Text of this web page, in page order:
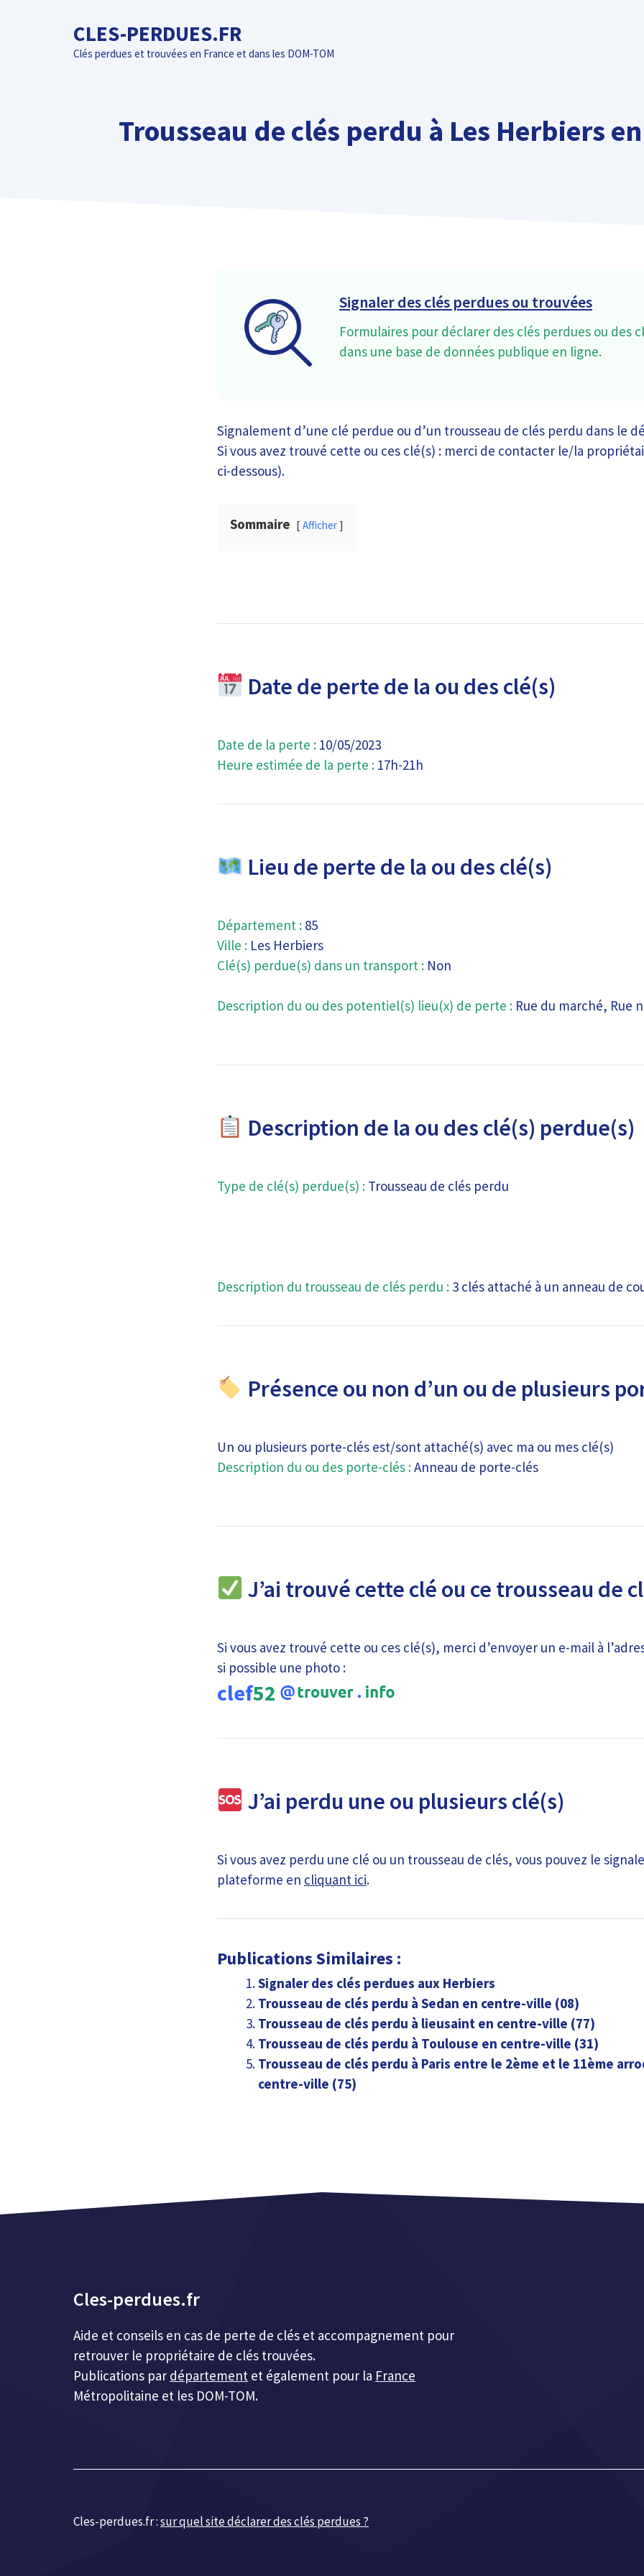
CLES-PERDUES.FR
Clés perdues et trouvées en France et dans les DOM-TOM
Trousseau de clés perdu à Les Herbiers
Signaler des clés perdues ou trouvées
Formulaires pour déclarer des clés perdues ou des
dans une base de données publique en ligne.
Signalement d’une clé perdue ou d’un trousseau de clés perdu dans le
Si vous avez trouvé cette ou ces clé(s) : merci de contacter le/la
ci-dessous).
Sommaire Afficher
Date de perte de la ou des clé(s)
Date de la perte : 10/05/2023
Heure estimée de la perte : 17h-21h
Lieu de perte de la ou des clé(s)
Département : 85
Ville : Les Herbiers
Clé(s) perdue(s) dans un transport : Non
Description du ou des potentiel(s) lieu(x) de perte : Rue du marché, Rue
Description de la ou des clé(s) perdue(s)
Type de clé(s) perdue(s) : Trousseau de clés perdu
Description du trousseau de clés perdu : 3 clés attaché à un anneau de
Présence ou non d’un ou de plusieurs
Un ou plusieurs porte-clés est/sont attaché(s) avec ma ou mes clé(s)
Description du ou des porte-clés :Anneau de porte-clés
J’ai trouvé cette clé ou ce trousseau de
Si vous avez trouvé cette ou ces clé(s), merci d’envoyer un e-mail à
si possible une photo :
clef52
J’ai perdu une ou plusieurs clé(s)
Si vous avez perdu une clé ou un trousseau de clés, vous pouvez le
plateforme en cliquant ici.
Publications Similaires :
Signaler des clés perdues aux Herbiers
Trousseau de clés perdu à Sedan en centre-ville (08)
Trousseau de clés perdu à lieusaint en centre-ville (77)
Trousseau de clés perdu à Toulouse en centre-ville (31)
Trousseau de clés perdu à Paris entre le 2ème et le 11ème
centre-ville (75)
Cles-perdues.fr
Aide et conseils en cas de perte de clés et accompagnement pour
retrouver le propriétaire de clés trouvées.
Publications par département et également pour la France
Métropolitaine et les DOM-TOM.
Cles-perdues.fr :sur quel site déclarer des clés perdues ?